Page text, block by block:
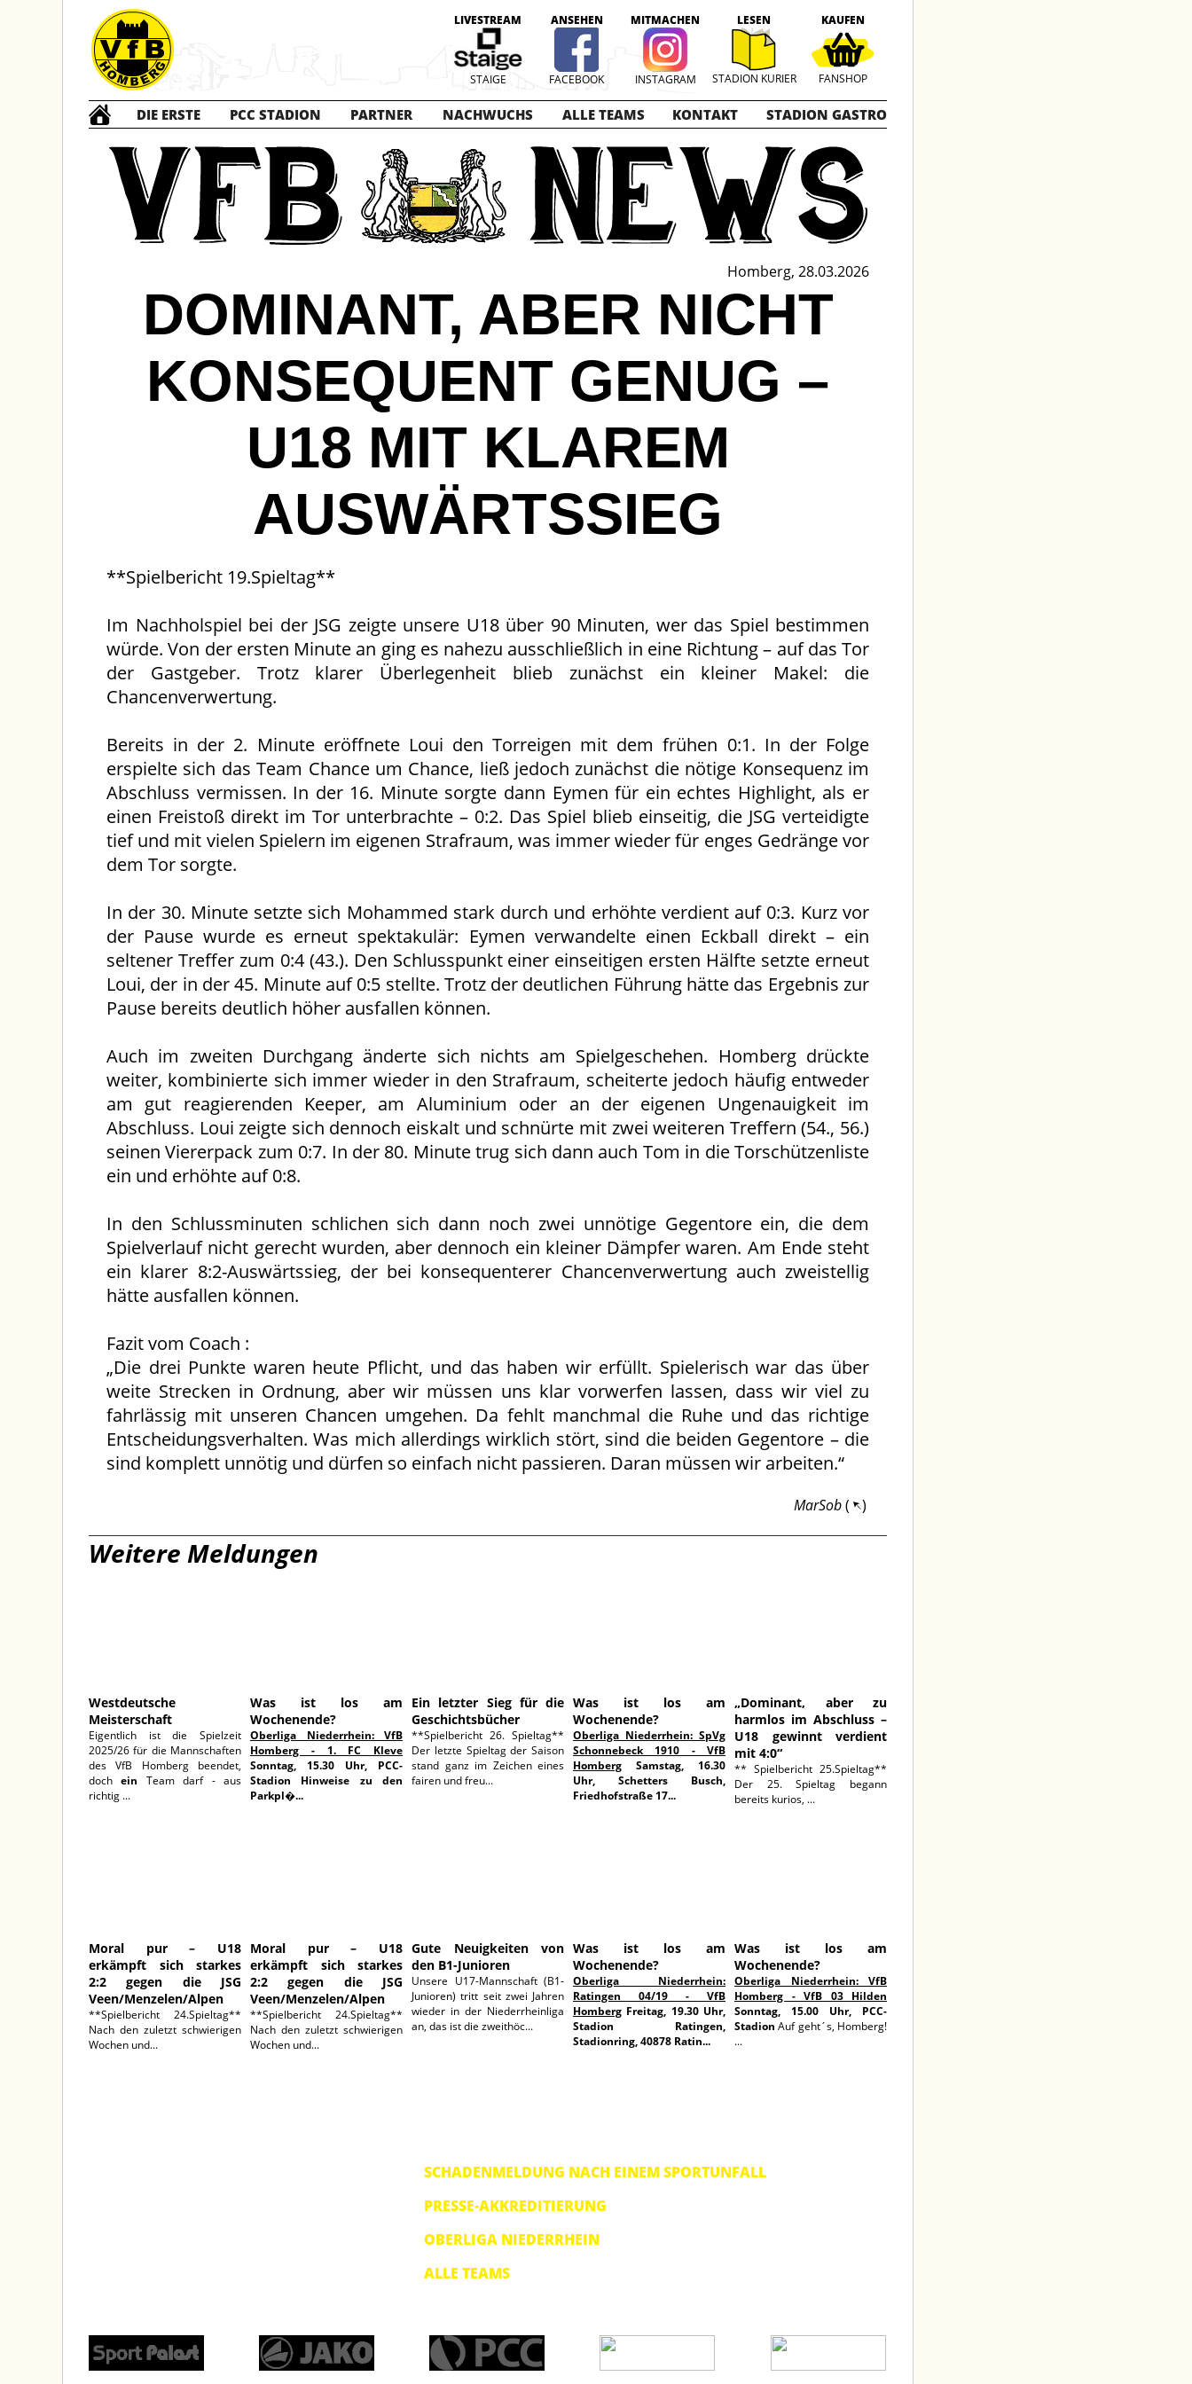
LIVESTREAM
STAIGE
ANSEHEN
FACEBOOK
MITMACHEN
INSTAGRAM
LESEN
STADION KURIER
KAUFEN
FANSHOP
DIE ERSTE PCC STADION PARTNER NACHWUCHS ALLE TEAMS KONTAKT STADION GASTRO
Homberg, 28.03.2026
DOMINANT, ABER NICHT
KONSEQUENT GENUG –
U18 MIT KLAREM
AUSWÄRTSSIEG
**Spielbericht 19.Spieltag**
Im Nachholspiel bei der JSG zeigte unsere U18 über 90 Minuten, wer das Spiel bestimmen
würde. Von der ersten Minute an ging es nahezu ausschließlich in eine Richtung – auf das Tor
der Gastgeber. Trotz klarer Überlegenheit blieb zunächst ein kleiner Makel: die
Chancenverwertung.
Bereits in der 2. Minute eröffnete Loui den Torreigen mit dem frühen 0:1. In der Folge
erspielte sich das Team Chance um Chance, ließ jedoch zunächst die nötige Konsequenz im
Abschluss vermissen. In der 16. Minute sorgte dann Eymen für ein echtes Highlight, als er
einen Freistoß direkt im Tor unterbrachte – 0:2. Das Spiel blieb einseitig, die JSG verteidigte
tief und mit vielen Spielern im eigenen Strafraum, was immer wieder für enges Gedränge vor
dem Tor sorgte.
In der 30. Minute setzte sich Mohammed stark durch und erhöhte verdient auf 0:3. Kurz vor
der Pause wurde es erneut spektakulär: Eymen verwandelte einen Eckball direkt – ein
seltener Treffer zum 0:4 (43.). Den Schlusspunkt einer einseitigen ersten Hälfte setzte erneut
Loui, der in der 45. Minute auf 0:5 stellte. Trotz der deutlichen Führung hätte das Ergebnis zur
Pause bereits deutlich höher ausfallen können.
Auch im zweiten Durchgang änderte sich nichts am Spielgeschehen. Homberg drückte
weiter, kombinierte sich immer wieder in den Strafraum, scheiterte jedoch häufig entweder
am gut reagierenden Keeper, am Aluminium oder an der eigenen Ungenauigkeit im
Abschluss. Loui zeigte sich dennoch eiskalt und schnürte mit zwei weiteren Treffern (54., 56.)
seinen Viererpack zum 0:7. In der 80. Minute trug sich dann auch Tom in die Torschützenliste
ein und erhöhte auf 0:8.
In den Schlussminuten schlichen sich dann noch zwei unnötige Gegentore ein, die dem
Spielverlauf nicht gerecht wurden, aber dennoch ein kleiner Dämpfer waren. Am Ende steht
ein klarer 8:2-Auswärtssieg, der bei konsequenterer Chancenverwertung auch zweistellig
hätte ausfallen können.
Fazit vom Coach :
„Die drei Punkte waren heute Pflicht, und das haben wir erfüllt. Spielerisch war das über
weite Strecken in Ordnung, aber wir müssen uns klar vorwerfen lassen, dass wir viel zu
fahrlässig mit unseren Chancen umgehen. Da fehlt manchmal die Ruhe und das richtige
Entscheidungsverhalten. Was mich allerdings wirklich stört, sind die beiden Gegentore – die
sind komplett unnötig und dürfen so einfach nicht passieren. Daran müssen wir arbeiten.“
MarSob( )
Weitere Meldungen
Westdeutsche
Meisterschaft
Eigentlich ist die Spielzeit
2025/26 für die Mannschaften
des VfB Homberg beendet,
dochein Team darf - aus
richtig ...
Was ist los am
Wochenende?
Oberliga Niederrhein: VfB
Homberg - 1. FC Kleve
Sonntag, 15.30 Uhr, PCC-
Stadion
Hinweise zu den
Parkpl�...
Ein letzter Sieg für die
Geschichtsbücher
**Spielbericht 26. Spieltag**
Der letzte Spieltag der Saison
stand ganz im Zeichen eines
fairen und freu...
Was ist los am
Wochenende?
Oberliga Niederrhein: SpVg
Schonnebeck 1910 - VfB
Homberg Samstag, 16.30
Uhr, Schetters Busch,
Friedhofstraße 17...
„Dominant, aber zu
harmlos im Abschluss –
U18 gewinnt verdient
mit 4:0“
** Spielbericht 25.Spieltag**
Der 25. Spieltag begann
bereits kurios, ...
Moral pur – U18
erkämpft sich starkes
2:2 gegen die JSG
Veen/Menzelen/Alpen
**Spielbericht 24.Spieltag**
Nach den zuletzt schwierigen
Wochen und...
Moral pur – U18
erkämpft sich starkes
2:2 gegen die JSG
Veen/Menzelen/Alpen
**Spielbericht 24.Spieltag**
Nach den zuletzt schwierigen
Wochen und...
Gute Neuigkeiten von
den B1-Junioren
Unsere U17-Mannschaft (B1-
Junioren) tritt seit zwei Jahren
wieder in der Niederrheinliga
an, das ist die zweithöc...
Was ist los am
Wochenende?
Oberliga Niederrhein:
Ratingen 04/19 - VfB
Homberg Freitag, 19.30 Uhr,
Stadion Ratingen,
Stadionring, 40878 Ratin...
Was ist los am
Wochenende?
Oberliga Niederrhein: VfB
Homberg - VfB 03 Hilden
Sonntag, 15.00 Uhr, PCC-
Stadion Auf geht´s, Homberg!
...
SCHADENMELDUNG NACH EINEM SPORTUNFALL
PRESSE-AKKREDITIERUNG
OBERLIGA NIEDERRHEIN
ALLE TEAMS